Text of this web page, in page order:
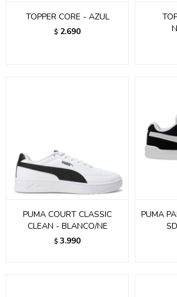
TOPPER CORE - AZUL
$ 2.690
PUMA COURT CLASSIC
CLEAN - BLANCO/NE
$ 3.990
PUMA